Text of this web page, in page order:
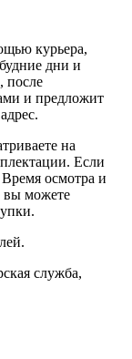
курьера,
дни и
после
и предложит
на
Если
осмотра и
вы можете
служба,